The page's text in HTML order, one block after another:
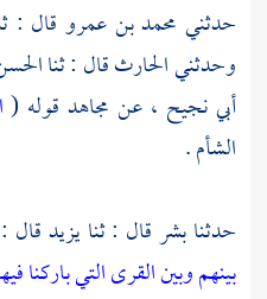
حدثني محمد بن عمرو قال :
وحدثنيالحارثقال : ثنا
أبي نجيح ، عن مجاهد قوله (
الشأم.
حدثنابشرقال : ثنايزيدقال
بينهم وبين القرى التي باركنا